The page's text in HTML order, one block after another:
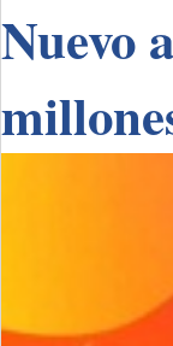
Nuevo